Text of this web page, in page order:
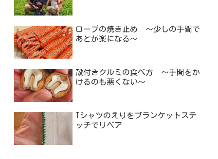
ロープの焼き止め ～少しの手間で
あとが楽になる～
殻付きクルミの食べ方 ～手間をか
けるのも悪くない～
Tシャツのえりをブランケットステ
ッチでリペア